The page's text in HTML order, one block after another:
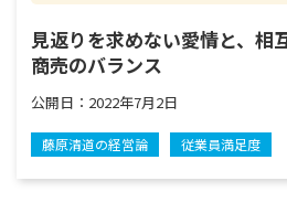
見返りを求めない愛情と、相
商売のバランス
公開日： 2022年7月2日
藤原清道の経営論 従業員満足度